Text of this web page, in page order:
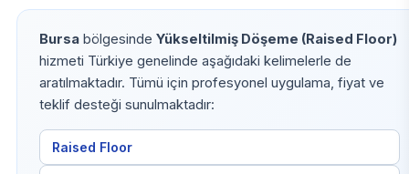
Bursabölgesinde Yükseltilmiş Döşeme (Raised Floor)
hizmeti Türkiye genelinde aşağıdaki kelimelerle de
aratılmaktadır. Tümü için profesyonel uygulama, fiyat ve
teklif desteği sunulmaktadır:
Raised Floor